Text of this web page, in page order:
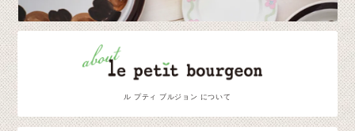
ル プティ ブルジョン について